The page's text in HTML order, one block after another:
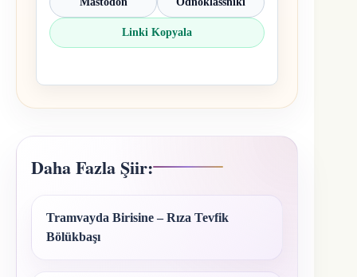
Linki Kopyala
Daha Fazla Şiir:
Tramvayda Birisine – Rıza Tevfik
Bölükbaşı